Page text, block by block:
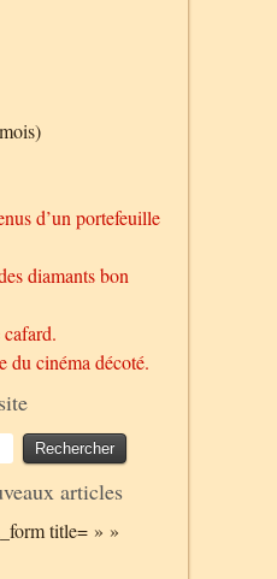
d’un portefeuille
diamants bon
du cinéma décoté.
articles
title= » »